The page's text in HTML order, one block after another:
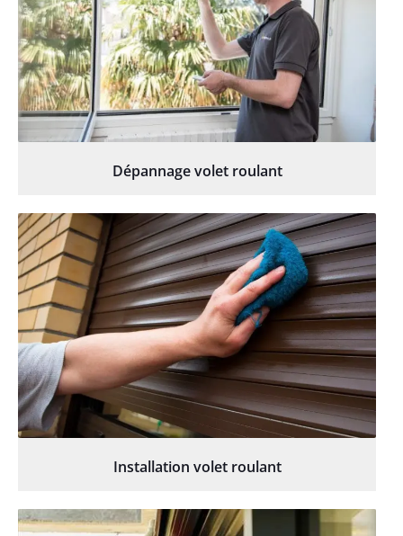
Dépannage volet roulant
Installation volet roulant